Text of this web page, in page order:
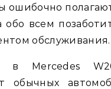
ошибочно
обо всем
обслуживания.
в Mercedes
обычных